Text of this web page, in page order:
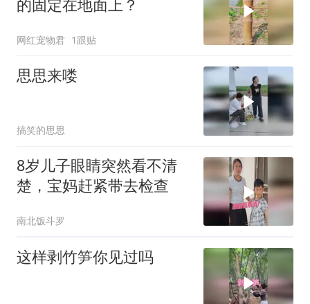
的固定在地面上？
网红宠物君 1跟贴
思思来喽
搞笑的思思
8岁儿子眼睛突然看不清
楚，宝妈赶紧带去检查
南北饭斗罗
这样剥竹笋你见过吗